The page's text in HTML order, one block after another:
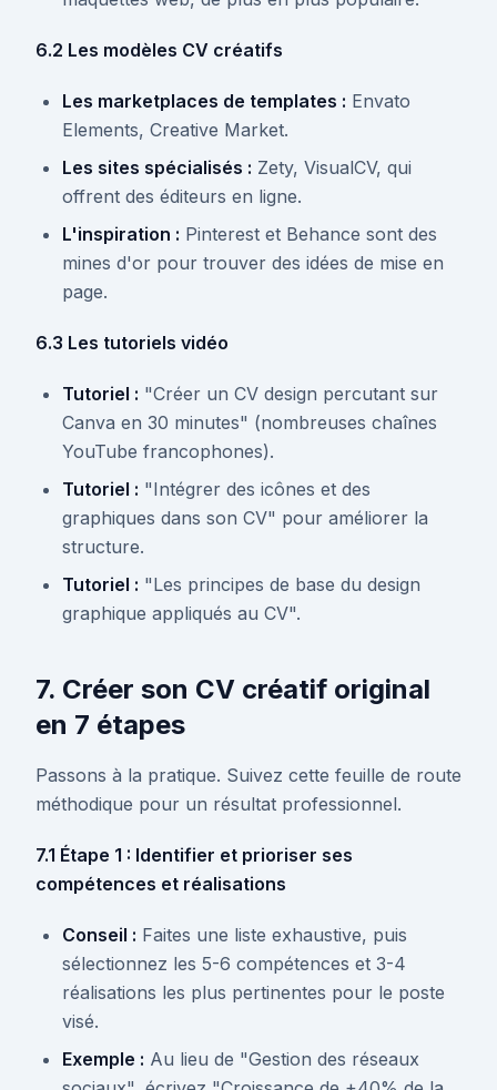
6.2 Les modèles CV créatifs
Les marketplaces de templates : Envato
Elements, Creative Market.
Les sites spécialisés : Zety, VisualCV, qui
offrent des éditeurs en ligne.
L'inspiration : Pinterest et Behance sont des
mines d'or pour trouver des idées de mise en
page.
6.3 Les tutoriels vidéo
Tutoriel : "Créer un CV design percutant sur
Canva en 30 minutes" (nombreuses chaînes
YouTube francophones).
Tutoriel : "Intégrer des icônes et des
graphiques dans son CV" pour améliorer la
structure.
Tutoriel : "Les principes de base du design
graphique appliqués au CV".
7. Créer son CV créatif original
en 7 étapes
Passons à la pratique. Suivez cette feuille de route
méthodique pour un résultat professionnel.
7.1 Étape 1 : Identifier et prioriser ses
compétences et réalisations
Conseil : Faites une liste exhaustive, puis
sélectionnez les 5-6 compétences et 3-4
réalisations les plus pertinentes pour le poste
visé.
Exemple : Au lieu de "Gestion des réseaux